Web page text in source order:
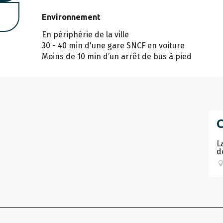
Environnement
Environnement
En périphérie de la ville
30 - 40 min d'une gare SNCF en voiture
Moins de 10 min d’un arrêt de bus à pied